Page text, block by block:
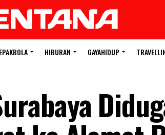
HIBURAN GAYAHIDUP